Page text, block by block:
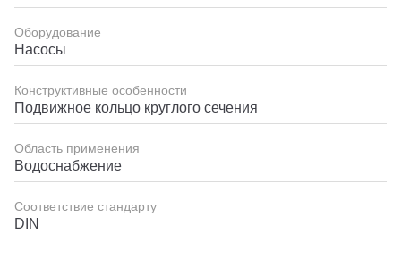
Оборудование
Насосы
Конструктивные особенности
Подвижное кольцо круглого сечения
Область применения
Водоснабжение
Соответствие стандарту
DIN